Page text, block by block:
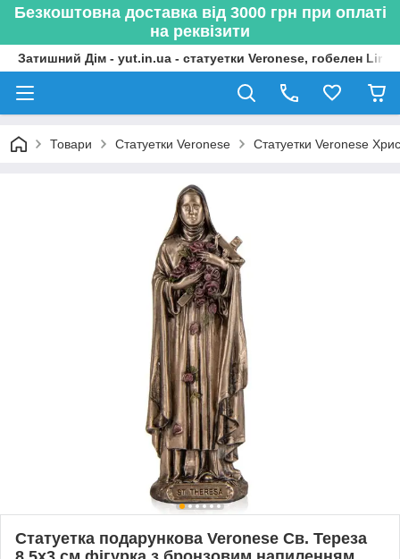
Безкоштовна доставка від 3000 грн при оплаті
на реквізити
Затишний Дім - yut.in.ua - статуетки Veronese, гобелен
Товари Статуетки Veronese Статуетки Veronese
Статуетка подарункова Veronese Св. Тереза ​​